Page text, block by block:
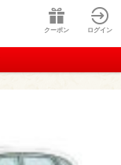
クーポン ログイン